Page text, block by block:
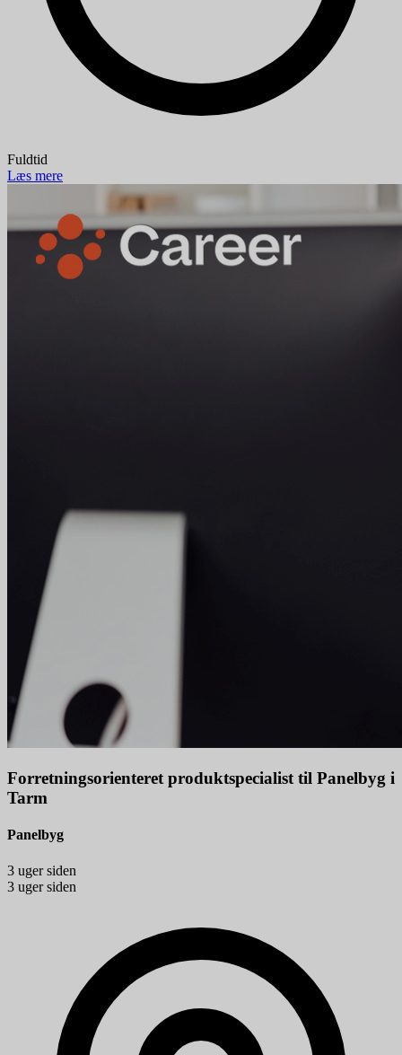
Fuldtid
Læs mere
Forretningsorienteret produktspecialist til Panelbyg i
Tarm
Panelbyg
3 uger siden
3 uger siden